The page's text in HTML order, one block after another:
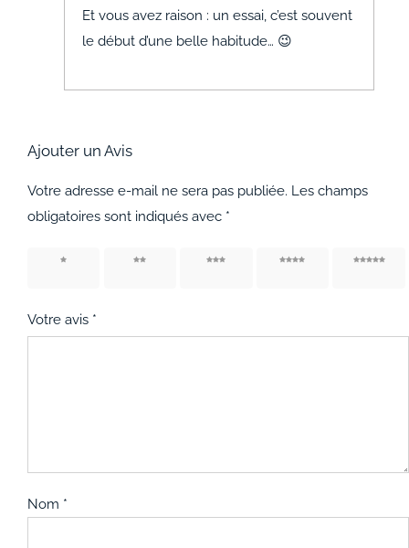
Et vous avez raison : un essai, c’est souvent
le début d’une belle habitude… 😉
Ajouter un Avis
Votre adresse e-mail ne sera pas publiée. Les champs
obligatoires sont indiqués avec *
1 étoile
2 étoiles
3 étoiles
4 étoiles
5 étoiles
Votre avis *
Nom *